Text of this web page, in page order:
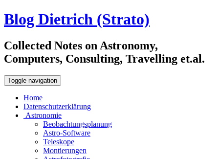
Blog Dietrich (Strato)
Collected Notes on Astronomy,
Computers, Consulting, Travelling et.al.
Toggle navigation
Home
Datenschutzerklärung
Astronomie
Beobachtungsplanung
Astro-Software
Teleskope
Montierungen